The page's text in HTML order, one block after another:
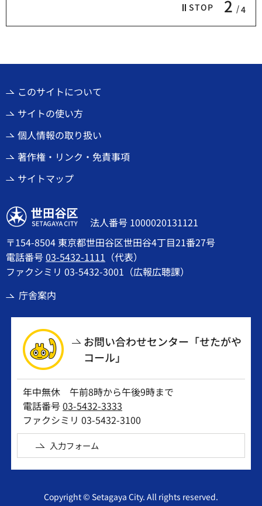
STOP 2 4
このサイトについて
サイトの使い方
個人情報の取り扱い
著作権・リンク・免責事項
サイトマップ
世田谷区
法人番号 1000020131121
〒154-8504 東京都世田谷区世田谷4丁目21番27号
電話番号03-5432-1111 （代表）
ファクシミリ 03-5432-3001（広報広聴課）
庁舎案内
お問い合わせセンター「せたがや
コール」
年中無休 午前8時から午後9時まで
電話番号03-5432-3333
ファクシミリ 03-5432-3100
入力フォーム
Copyright © Setagaya City. All rights reserved.